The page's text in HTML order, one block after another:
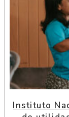
Instituto